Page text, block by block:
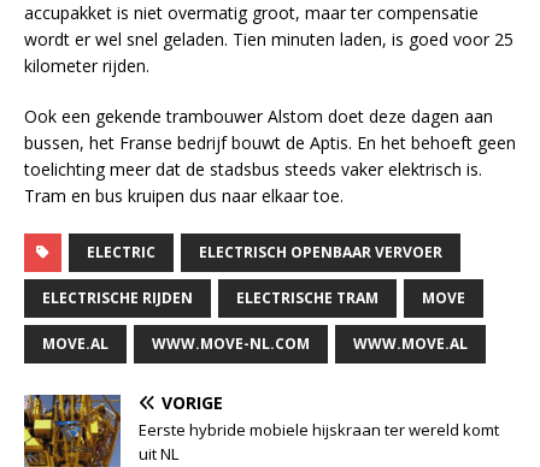
accupakket is niet overmatig groot, maar ter compensatie
wordt er wel snel geladen. Tien minuten laden, is goed voor 25
kilometer rijden.
Ook een gekende trambouwer Alstom doet deze dagen aan
bussen, het Franse bedrijf bouwt de Aptis. En het behoeft geen
toelichting meer dat de stadsbus steeds vaker elektrisch is.
Tram en bus kruipen dus naar elkaar toe.
ELECTRIC ELECTRISCH OPENBAAR VERVOER
ELECTRISCHE RIJDEN ELECTRISCHE TRAM MOVE
MOVE.AL WWW.MOVE-NL.COM WWW.MOVE.AL
VORIGE
Eerste hybride mobiele hijskraan ter wereld komt
uit NL